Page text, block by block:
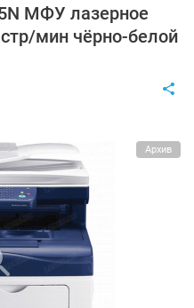
МФУ лазерное
мин чёрно-белой
Архив